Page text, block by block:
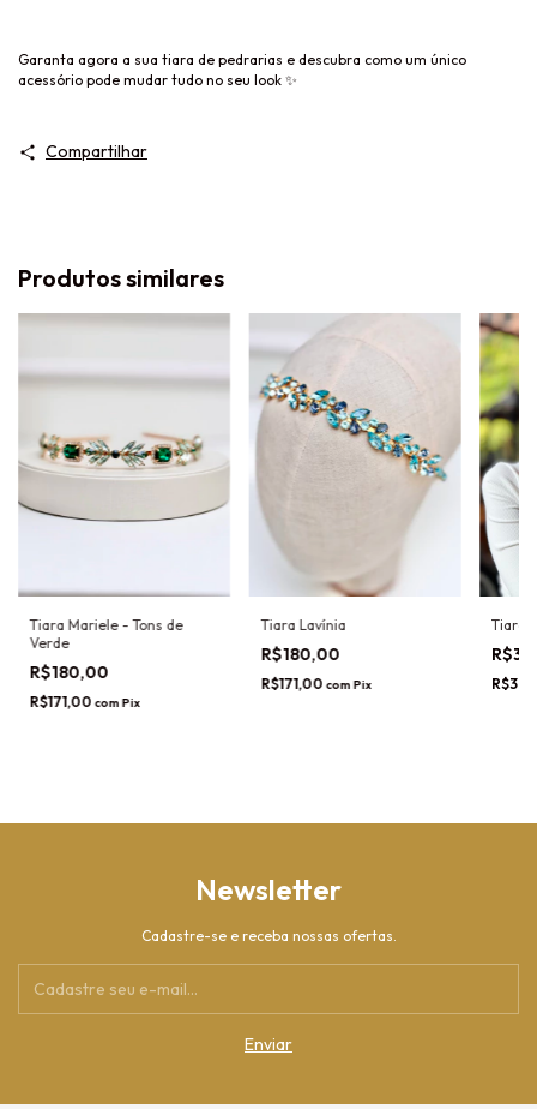
Garanta agora a sua tiara de pedrarias e descubra como um único
acessório pode mudar tudo no seu look ✨
Compartilhar
Produtos similares
Tiara Mariele - Tons de
Verde
R$180,00
R$171,00 com Pix
Tiara Lavínia
R$180,00
R$171,00 com Pix
Tiara
Newsletter
Cadastre-se e receba nossas ofertas.